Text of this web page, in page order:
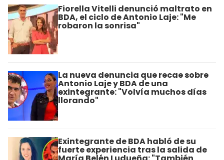
Fiorella Vitelli denunció maltrato en
BDA, el ciclo de Antonio Laje: "Me
robaron la sonrisa"
La nueva denuncia que recae sobre
Antonio Laje y BDA de una
exintegrante: "Volvía muchos días
llorando"
Exintegrante de BDA habló de su
fuerte experiencia tras la salida de